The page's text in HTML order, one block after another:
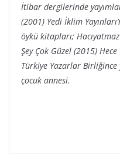
İtibar dergilerinde
(2001) Yedi İklim
öykü kitapları;
Şey Çok Güzel (2015) Hece
Türkiye Yazarlar Birliğince
çocuk annesi.